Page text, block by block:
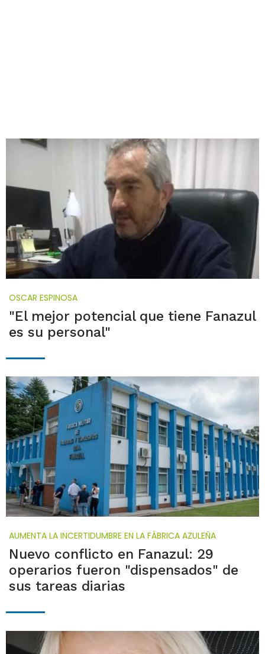
OSCAR ESPINOSA
"El mejor potencial que tiene Fanazul
es su personal"
AUMENTA LA INCERTIDUMBRE EN LA FÁBRICA AZULEÑA
Nuevo conflicto en Fanazul: 29
operarios fueron "dispensados" de
sus tareas diarias